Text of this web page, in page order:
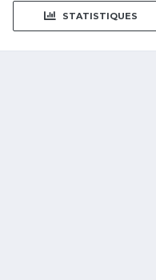
STATISTIQUES